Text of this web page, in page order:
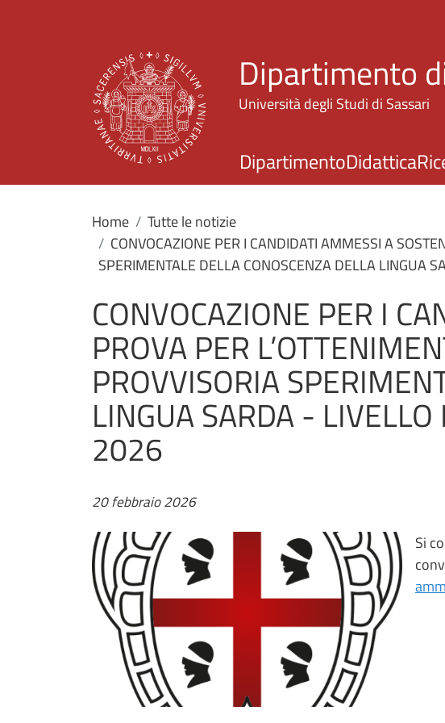
Dipartimento
Università degli Studi di Sassari
DipartimentoDidattica
Home
Tutte le notizie
CONVOCAZIONE PER I CANDIDATI AMMESSI A
SPERIMENTALE DELLA CONOSCENZA DELLA LINGUA
CONVOCAZIONE PER I
PROVA PER
PROVVISORIA
LINGUA SARDA -
2026
20 febbraio 2026
Si